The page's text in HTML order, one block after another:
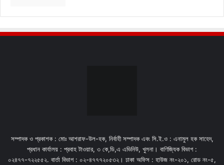
সম্পাদক ও প্রকাশক : মোঃ আশরাফ-উল-হক, নির্বাহী সম্পাদক এবং সি.ই.ও : এনামুল হক সাহেদ,
প্রধান কার্যালয় : প্রবাহ টাওয়ার, ৩ কে,ডি,এ এভিনিউ, খুলনা। বাণিজ্যিক বিভাগ :
০২৪৭৭-৭২২৫৫২. বার্তা বিভাগ : ০২-৪৭৭৭২০৫৩২। ঢাকা অফিস : হাউজ নং-২০১, রোড নং-৫,